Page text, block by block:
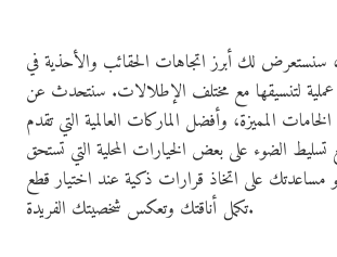
سنستعرض لك أبرز اتجاهات الحقائب والأحذية في
عملية لتنسيقها مع مختلف الإطلالات. سنتحدث عن
الخامات المميزة، وأفضل الماركات العالمية التي تقدم
تسليط الضوء على بعض الخيارات المحلية التي تستحق
مساعدتك على اتخاذ قرارات ذكية عند اختيار قطع
تكمل أناقتك وتعكس شخصيتك الفريدة.